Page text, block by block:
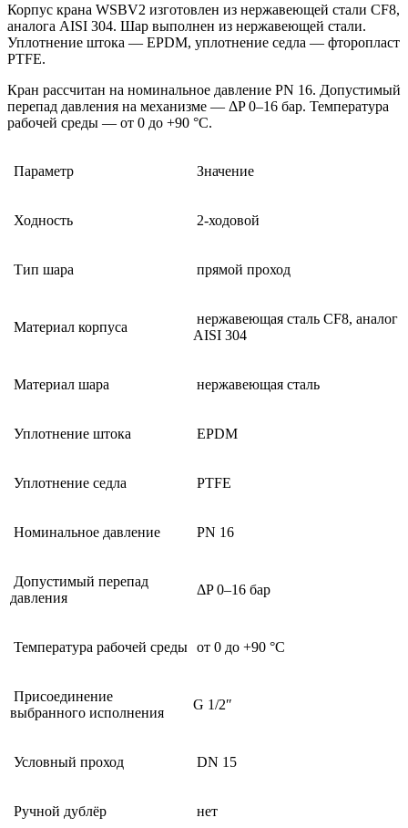
Корпус крана WSBV2 изготовлен из нержавеющей стали CF8,
аналога AISI 304. Шар выполнен из нержавеющей стали.
Уплотнение штока — EPDM, уплотнение седла — фторопласт
PTFE.
Кран рассчитан на номинальное давление PN 16. Допустимый
перепад давления на механизме — ΔP 0–16 бар. Температура
рабочей среды — от 0 до +90 °C.
Параметр Значение
Ходность 2-ходовой
Тип шара прямой проход
Материал корпуса
нержавеющая сталь CF8, аналог
AISI 304
Материал шара нержавеющая сталь
Уплотнение штока EPDM
Уплотнение седла PTFE
Номинальное давление PN 16
Допустимый перепад
давления
ΔP 0–16 бар
Температура рабочей среды от 0 до +90 °C
Присоединение
выбранного исполнения
G 1/2″
Условный проход DN 15
Ручной дублёр нет